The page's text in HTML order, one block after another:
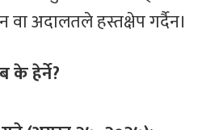
अदालतले हस्तक्षेप गर्दैन।
के हेर्ने?